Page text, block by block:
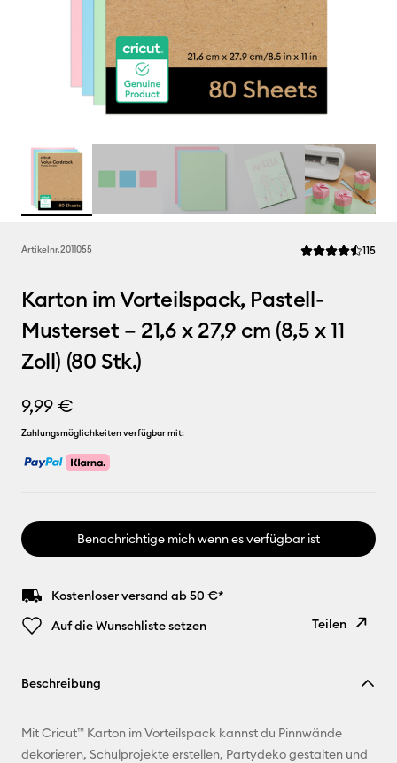
Artikelnr.2011055 Die 115
Karton im Vorteilspack, Pastell-
Musterset – 21,6 x 27,9 cm (8,5 x 11
Zoll) (80 Stk.)
9,99 €
Zahlungsmöglichkeiten verfügbar mit:
Benachrichtige mich wenn es verfügbar ist
Kostenloser versand ab 50 €*
Auf die Wunschliste setzen
Teilen
E-Mail-
Adresse
Beschreibung
Mit Cricut™ Karton im Vorteilspack kannst du Pinnwände
dekorieren, Schulprojekte erstellen, Partydeko gestalten und